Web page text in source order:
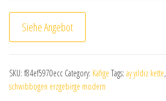
Siehe Angebot
SKU: f84ef5970ecc Category: Käfige Tags: ay yildiz kette,
schwibbogen erzgebirge modern